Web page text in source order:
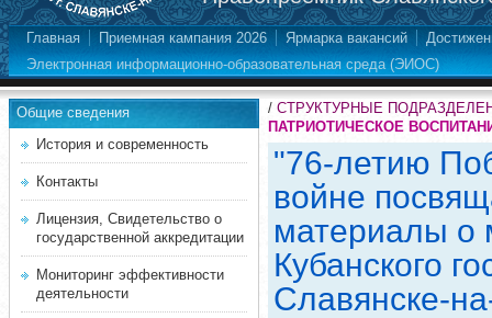
Главная Приемная кампания 2026 Ярмарка вакансий
Электронная информационно-образовательная среда (ЭИОС)
Общие сведения
История и современность
Контакты
Лицензия, Свидетельство о
государственной аккредитации
Мониторинг эффективности
деятельности
/ СТРУКТУРНЫЕ
ПАТРИОТИЧЕСКОЕ
"76-летию
войне
материалы о
Кубанского
Славянске-